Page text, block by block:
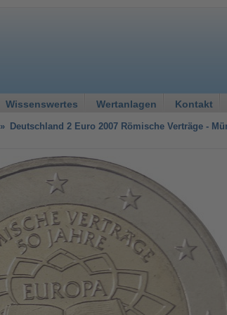
Wissenswertes Wertanlagen Kontakt
» Deutschland 2 Euro 2007 Römische Verträge -